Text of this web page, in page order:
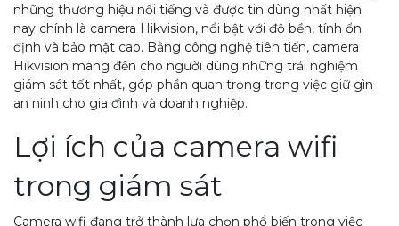
những thương hiệu nổi tiếng và được tin dùng nhất hiện
nay chính là camera Hikvision, nổi bật với độ bền, tính ổn
định và bảo mật cao. Bằng công nghệ tiên tiến, camera
Hikvision mang đến cho người dùng những trải nghiệm
giám sát tốt nhất, góp phần quan trọng trong việc giữ gìn
an ninh cho gia đình và doanh nghiệp.
Lợi ích của camera wifi
trong giám sát
Camera wifi đang trở thành lựa chọn phổ biến trong việc